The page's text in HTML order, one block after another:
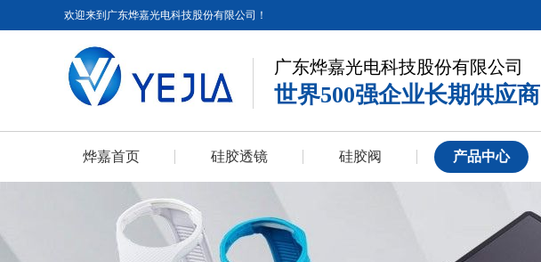
欢迎来到广东烨嘉光电科技股份有限公司！
广东烨嘉光电科技股份有限公司
世界500强企业长期供应商
烨嘉首页 硅胶透镜 硅胶阀 产品中心